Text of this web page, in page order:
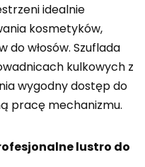
idealnie
kosmetyków,
do włosów. Szuflada
kulkowych z
wygodny dostęp do
pracę mechanizmu.
lustro do